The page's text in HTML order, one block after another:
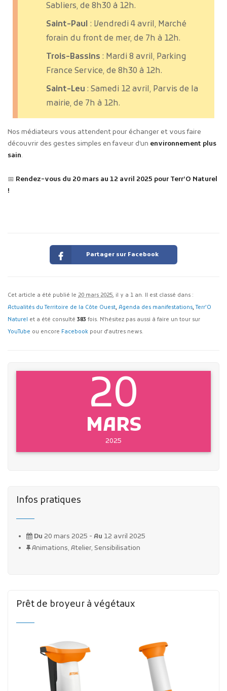
Sabliers, de 8h30 à 12h.
Saint-Paul : Vendredi 4 avril, Marché
forain du front de mer, de 7h à 12h.
Trois-Bassins : Mardi 8 avril, Parking
France Service, de 8h30 à 12h.
Saint-Leu : Samedi 12 avril, Parvis de la
mairie, de 7h à 12h.
Nos médiateurs vous attendent pour échanger et vous faire
découvrir des gestes simples en faveur d’un environnement plus
sain.
📅 Rendez-vous du 20 mars au 12 avril 2025 pour Terr’O Naturel
!
Partager sur Facebook
Cet article a été publié le 20 mars 2025, il y a 1 an. Il est classé dans :
Actualités du Territoire de la Côte Ouest, Agenda des manifestations,Terr’O
Naturel et a été consulté 383 fois. N'hésitez pas aussi à faire un tour sur
YouTube ou encore Facebook pour d'autres news.
20
MARS
2025
Infos pratiques
Du 20 mars 2025 - Au 12 avril 2025
Animations, Atelier, Sensibilisation
Prêt de broyeur à végétaux